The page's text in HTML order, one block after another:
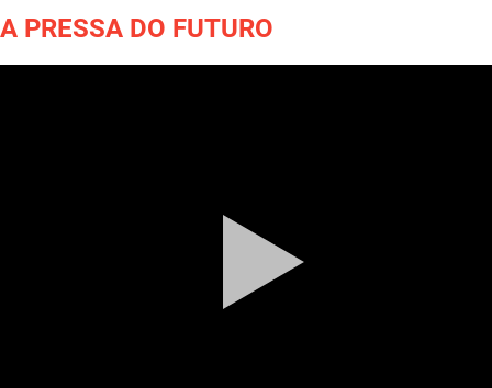
A PRESSA DO FUTURO